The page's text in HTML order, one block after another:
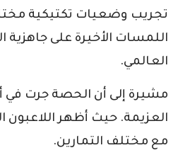
تجريب وضعيات تكتيكية
اللمسات الأخيرة على
العالمي.
مشيرة إلى أن الحصة جرت في
العزيمة. حيث أظهر اللاعبون
مع مختلف التمارين.